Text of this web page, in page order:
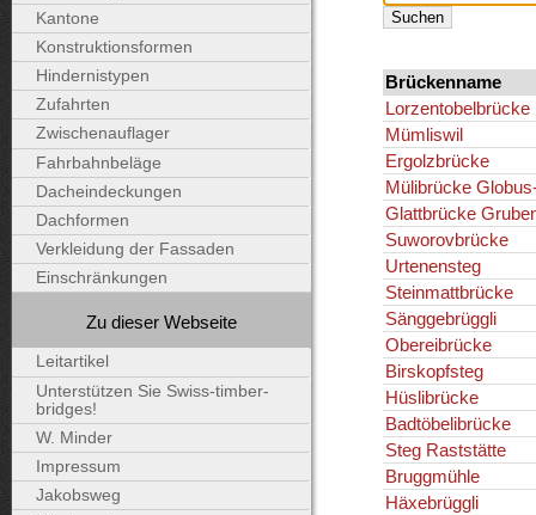
Brückenname
Lorzentobelbrücke
Mümliswil
Ergolzbrücke
Mülibrücke
Glattbrücke
Suworovbrücke
Urtenensteg
Steinmattbrücke
Sänggebrüggli
Obereibrücke
Birskopfsteg
Hüslibrücke
Badtöbelibrücke
Steg Raststätte
Bruggmühle
Häxebrüggli
Kantone
Konstruktionsformen
Hindernistypen
Zufahrten
Zwischenauflager
Fahrbahnbeläge
Dacheindeckungen
Dachformen
Verkleidung der Fassaden
Einschränkungen
Zu dieser Webseite
Leitartikel
Unterstützen Sie Swiss-timber-
bridges!
W. Minder
Impressum
Jakobsweg